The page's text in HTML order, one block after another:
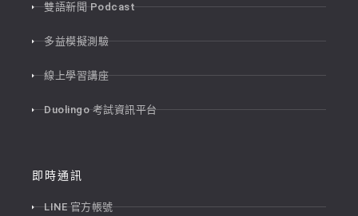
雙語新聞 Podcast
多益模擬測驗
線上學習講座
Duolingo 考試資訊平台
即時通訊
LINE 官方帳號